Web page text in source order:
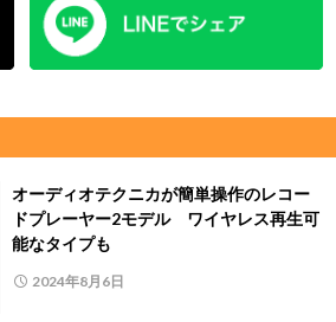
オーディオテクニカが簡単操作のレコー
ドプレーヤー2モデル ワイヤレス再生可
能なタイプも
2024年8月6日